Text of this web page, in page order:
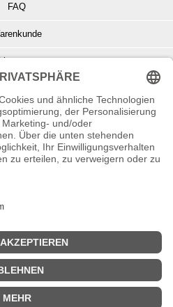
FAQ
u. Elektronikgeräten
von Kundenbewertungen